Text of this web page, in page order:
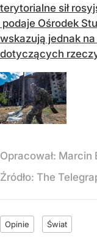
terytorialne sił
podaje Ośrodek
wskazują jednak
dotyczących
Opracował: Marcin
Źródło: The
Opinie Świat